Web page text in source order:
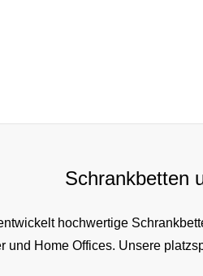
Schrankbetten
hochwertige
und Home Offices. Unsere